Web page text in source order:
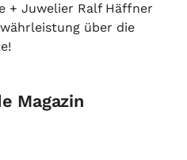
+ Juwelier Ralf Häffner
über die
Magazin